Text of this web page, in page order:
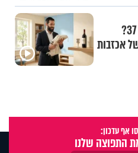
מה הסיכוי להתחתן בגיל 37?
אכזבות
אף עדכון:
התפוצה שלנו